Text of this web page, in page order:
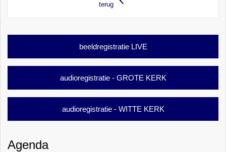
terug
beeldregistratie LIVE
audioregistratie - GROTE KERK
audioregistratie - WITTE KERK
Agenda